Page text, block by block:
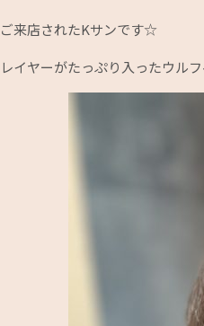
ご来店されたKサンです☆
レイヤーがたっぷり入ったウル